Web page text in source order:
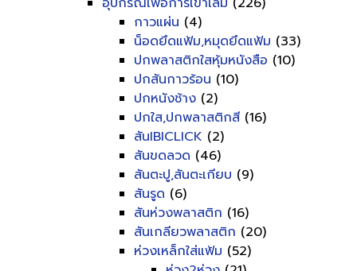
กาวแผ่น (4)
น็อดยึดแฟ้ม,หมุดยึดแฟ้ม (33)
ปกพลาสติกใสหุ้มหนังสือ (10)
ปกสันกาวร้อน (10)
ปกหนังช้าง (2)
ปกใส,ปกพลาสติกสี (16)
สันIBICLICK (2)
สันขดลวด (46)
สันตะปู,สันตะเกียบ (9)
สันรูด (6)
สันห่วงพลาสติก (16)
สันเกลียวพลาสติก (20)
ห่วงเหล็กใส่แฟ้ม (52)